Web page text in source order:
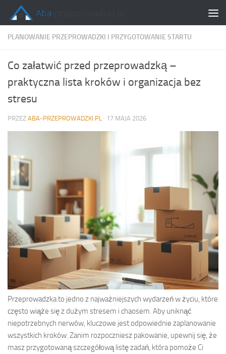
Skip to content
PLANOWANIE PRZEPROWADZKI I PRZYGOTOWANIE STARTU
Co załatwić przed przeprowadzką –
praktyczna lista kroków i organizacja bez
stresu
PRZEZ ABA-PRZEPROWADZKI.PL · 17 MAJA 2026
Przeprowadzka to jedno z najważniejszych wydarzeń w życiu, które
często wiąże się z dużym stresem i chaosem. Aby uniknąć
niepotrzebnych nerwów, kluczowe jest odpowiednie zaplanowanie
wszystkich kroków. Zanim rozpoczniesz pakowanie, upewnij się, że
masz przygotowaną szczegółową listę zadań, która pomoże Ci